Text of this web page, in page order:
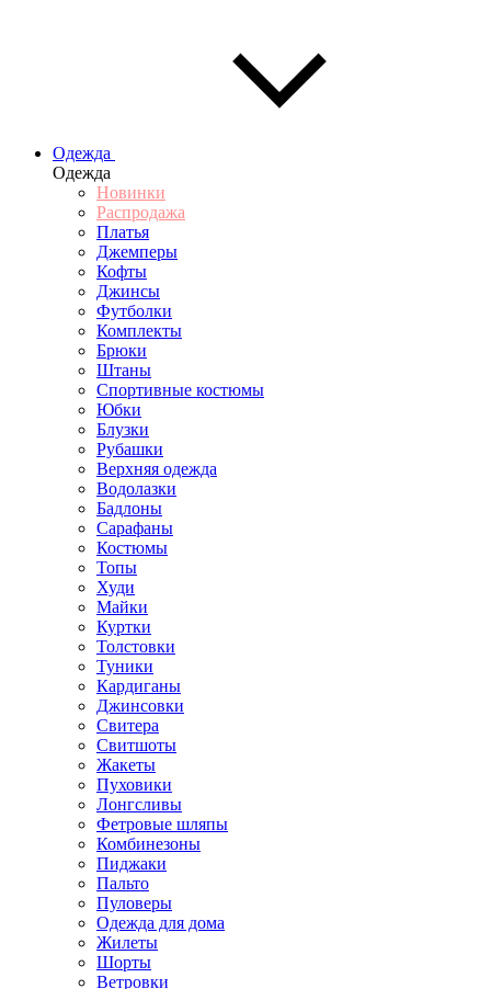
Одежда
Одежда
Новинки
Распродажа
Платья
Джемперы
Кофты
Джинсы
Футболки
Комплекты
Брюки
Штаны
Спортивные костюмы
Юбки
Блузки
Рубашки
Верхняя одежда
Водолазки
Бадлоны
Сарафаны
Костюмы
Топы
Худи
Майки
Куртки
Толстовки
Туники
Кардиганы
Джинсовки
Свитера
Свитшоты
Жакеты
Пуховики
Лонгсливы
Фетровые шляпы
Комбинезоны
Пиджаки
Пальто
Пуловеры
Одежда для дома
Жилеты
Шорты
Ветровки